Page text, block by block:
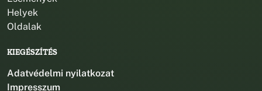
Helyek
Oldalak
KIEGÉSZÍTÉS
Adatvédelmi nyilatkozat
Impresszum